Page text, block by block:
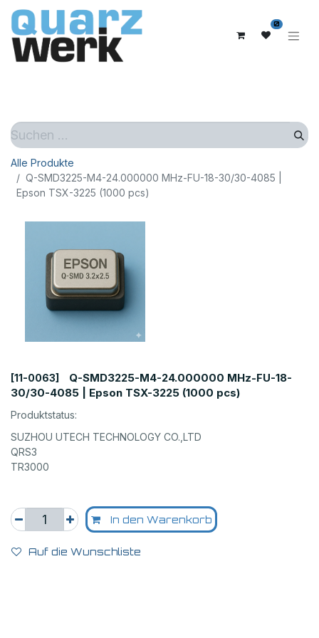
0
Alle Produkte
Q-SMD3225-M4-24.000000 MHz-FU-18-30/30-4085 |
Epson TSX-3225 (1000 pcs)
[11-0063]
Q-SMD3225-M4-24.000000 MHz-FU-18-
30/30-4085 | Epson TSX-3225 (1000 pcs)
Produktstatus:
SUZHOU UTECH TECHNOLOGY CO.,LTD
QRS3
TR3000
In den Warenkorb
Auf die Wunschliste